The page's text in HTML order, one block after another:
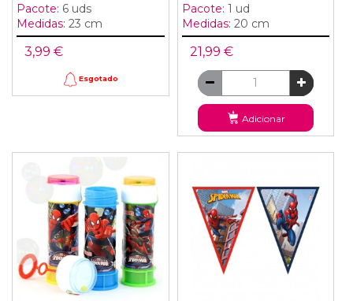
Pacote: 6 uds
Medidas: 23 cm
3,99 €
Esgotado
Pacote: 1 ud
Medidas: 20 cm
21,99 €
Adicionar